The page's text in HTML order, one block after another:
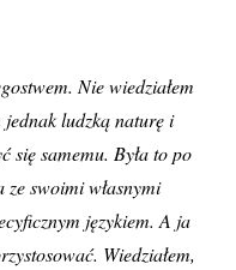
Nie wiedziałem
jednak ludzką naturę i
się samemu. Była to po
swoimi własnymi
językiem. A ja
Wiedziałem,